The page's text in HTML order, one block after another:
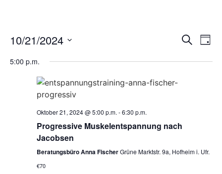
SucheTag
10/21/2024
wählen.
5:00 p.m.
Oktober 21, 2024 @ 5:00 p.m. -6:30 p.m.
Progressive Muskelentspannung nach
Jacobsen
Beratungsbüro Anna FischerGrüne Marktstr. 9a, Hofheim i. Ufr.
€70